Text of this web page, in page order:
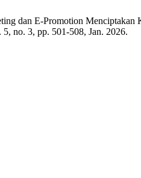
dan E-Promotion
5, no. 3, pp. 501-508, Jan. 2026.